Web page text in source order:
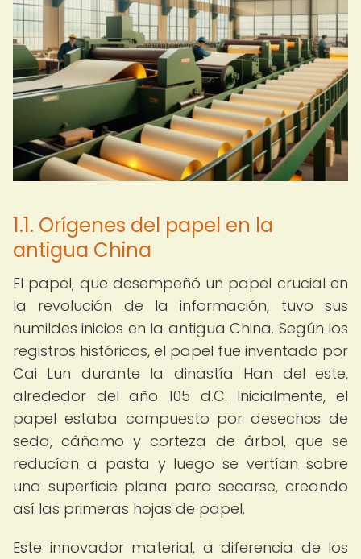
1.1. Orígenes del papel en la
antigua China
El papel, que desempeñó un papel crucial en
la revolución de la información, tuvo sus
humildes inicios en la antigua China. Según los
registros históricos, el papel fue inventado por
Cai Lun durante la dinastía Han del este,
alrededor del año 105 d.C. Inicialmente, el
papel estaba compuesto por desechos de
seda, cáñamo y corteza de árbol, que se
reducían a pasta y luego se vertían sobre
una superficie plana para secarse, creando
así las primeras hojas de papel.
Este innovador material, a diferencia de los